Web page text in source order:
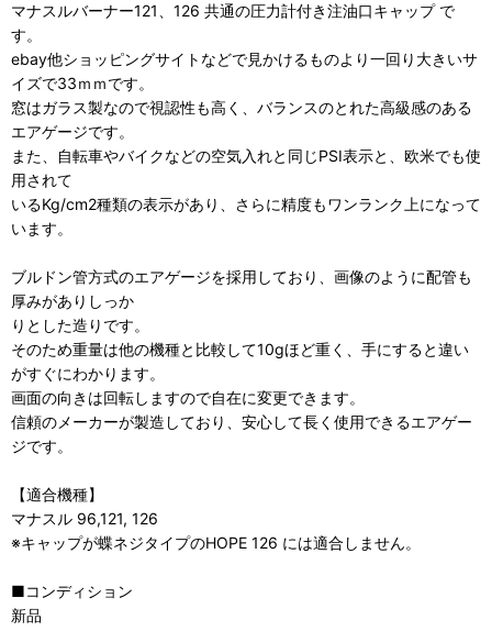
マナスルバーナー121、126 共通の圧力計付き注油口キャップ で
す。
ebay他ショッピングサイトなどで見かけるものより一回り大きいサ
イズで33ｍｍです。
窓はガラス製なので視認性も高く、バランスのとれた高級感のある
エアゲージです。
また、自転車やバイクなどの空気入れと同じPSI表示と、欧米でも使
用されて
いるKg/cm2種類の表示があり、さらに精度もワンランク上になって
います。
ブルドン管方式のエアゲージを採用しており、画像のように配管も
厚みがありしっか
りとした造りです。
そのため重量は他の機種と比較して10gほど重く、手にすると違い
がすぐにわかります。
画面の向きは回転しますので自在に変更できます。
信頼のメーカーが製造しており、安心して長く使用できるエアゲー
ジです。
【適合機種】
マナスル 96,121, 126
※キャップが蝶ネジタイプのHOPE 126 には適合しません。
■コンディション
新品